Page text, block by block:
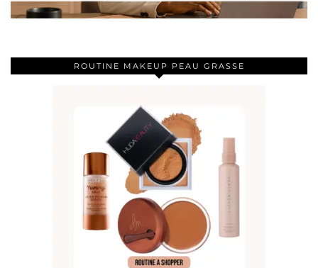
ROUTINE MAKEUP PEAU GRASSE